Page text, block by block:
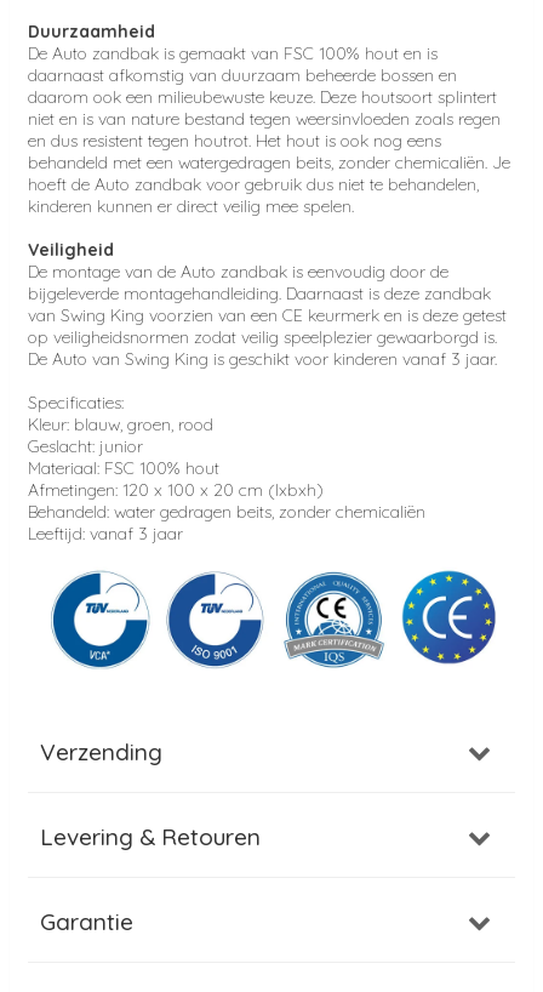
Duurzaamheid
De Auto zandbak is gemaakt van FSC 100% hout en is
daarnaast afkomstig van duurzaam beheerde bossen en
daarom ook een milieubewuste keuze. Deze houtsoort splintert
niet en is van nature bestand tegen weersinvloeden zoals regen
en dus resistent tegen houtrot. Het hout is ook nog eens
behandeld met een watergedragen beits, zonder chemicaliën. Je
hoeft de Auto zandbak voor gebruik dus niet te behandelen,
kinderen kunnen er direct veilig mee spelen.
Veiligheid
De montage van de Auto zandbak is eenvoudig door de
bijgeleverde montagehandleiding. Daarnaast is deze zandbak
van Swing King voorzien van een CE keurmerk en is deze getest
op veiligheidsnormen zodat veilig speelplezier gewaarborgd is.
De Auto van Swing King is geschikt voor kinderen vanaf 3 jaar.
Specificaties:
Kleur: blauw, groen, rood
Geslacht: junior
Materiaal: FSC 100% hout
Afmetingen: 120 x 100 x 20 cm (lxbxh)
Behandeld: water gedragen beits, zonder chemicaliën
Leeftijd: vanaf 3 jaar
Verzending
Levering & Retouren
Garantie